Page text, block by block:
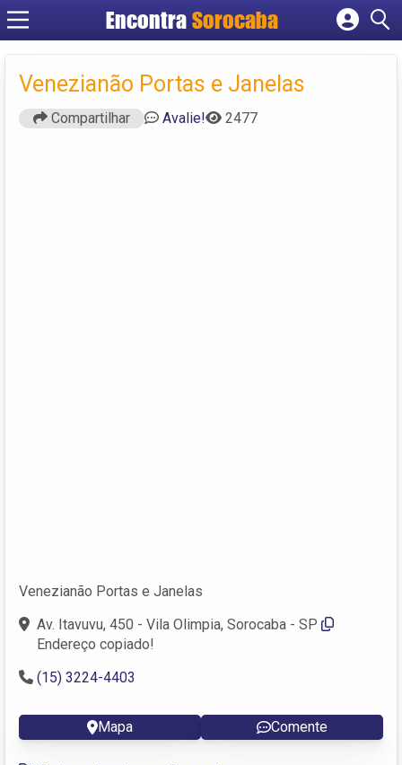
EncontraSorocaba
Cadastrar empresa
Criar conta
Venezianão Portas e Janelas
Compartilhar Avalie! 2477
Venezianão Portas e Janelas
Av. Itavuvu, 450 - Vila Olimpia, Sorocaba - SP
Endereço copiado!
(15) 3224-4403
Mapa Comente